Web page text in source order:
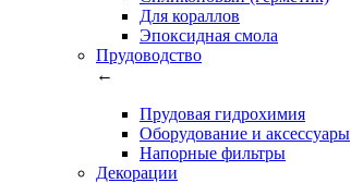
Для кораллов
Эпоксидная смола
Прудоводство
←
Прудовая гидрохимия
Оборудование и аксессуары
Напорные фильтры
Декорации